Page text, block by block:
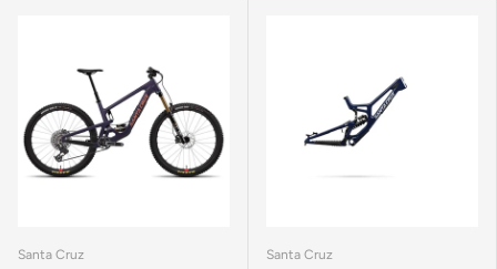
Santa Cruz Santa Cruz